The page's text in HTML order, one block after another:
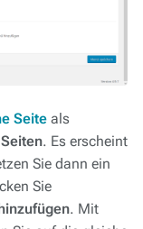
Seite als
Seiten. Es erscheint
Sie dann ein
Sie
. Mit